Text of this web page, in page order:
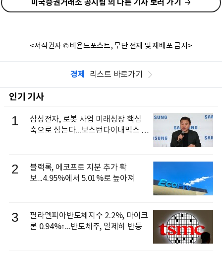
미국증권거래소 공시팀 의 다른 기사 보러 가기
<저작권자 © 비욘드포스트, 무단 전재 및 재배포 금지>
경제 리스트 바로가기
인기 기사
1
삼성전자, 로봇 사업 미래성장 핵심
축으로 삼는다...보스턴다이내믹스 출
2
블랙록, 에코프로 지분 추가 확
보...4.95%에서 5.01%로 높아져
3
필라델피아반도체지수 2.2%, 마이크
론 0.94%↑...반도체주, 일제히 반등